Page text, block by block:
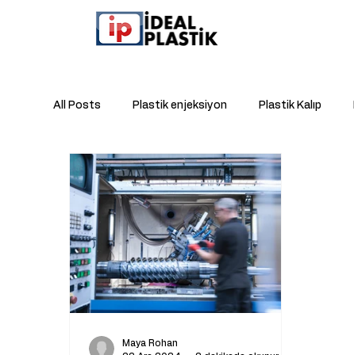
All Posts Plastik enjeksiyon Plastik Kalıp
Kablo Tutucu Fason Baskı
Plastik Mühür Kapsülü
Maya Rohan